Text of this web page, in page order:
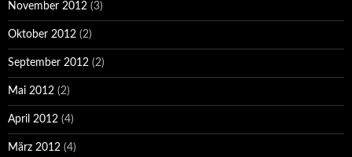
November 2012 (3)
Oktober 2012 (2)
September 2012 (2)
Mai 2012 (2)
April 2012 (4)
März 2012 (4)